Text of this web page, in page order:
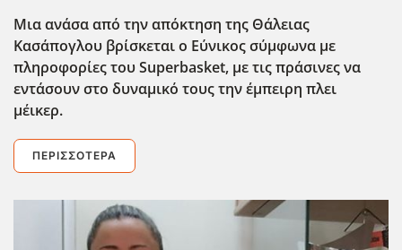
Μια ανάσα από την απόκτηση της Θάλειας
Κασάπογλου βρίσκεται ο Εύνικος σύμφωνα με
πληροφορίες του Superbasket, με τις πράσινες να
εντάσουν στο δυναμικό τους την έμπειρη πλει
μέικερ.
ΠΕΡΙΣΣΌΤΕΡΑ